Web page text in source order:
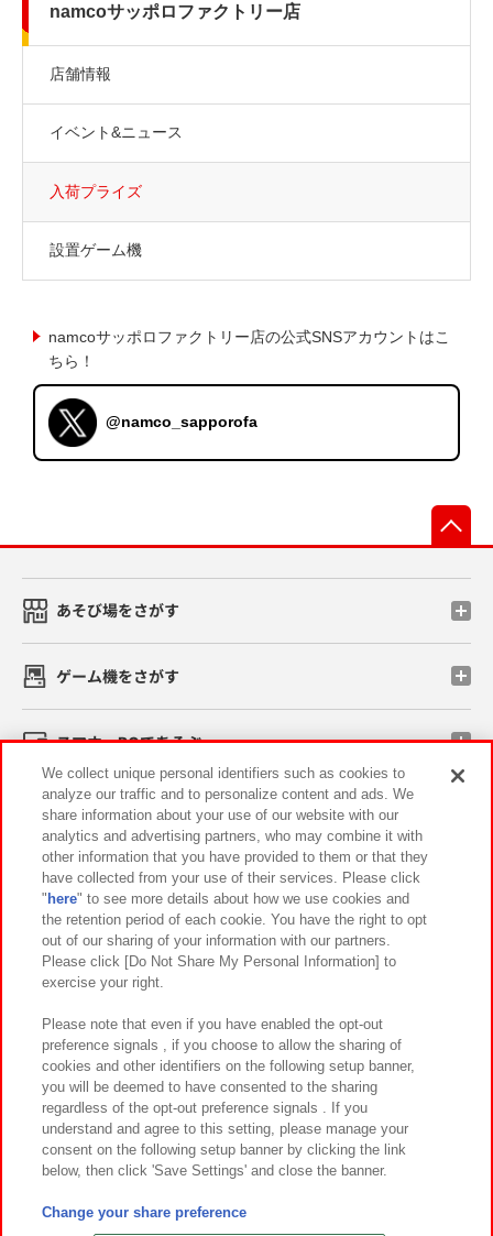
namcoサッポロファクトリー店
店舗情報
イベント&ニュース
入荷プライズ
設置ゲーム機
namcoサッポロファクトリー店の公式SNSアカウントはこ
ちら！
@namco_sapporofa
あそび場をさがす
ゲーム機をさがす
スマホ・PCであそぶ
イベント・キャンペーン
関連会社 サステナビリティ サイトポリシー
プライバシーポリシー ウェブアクセシビリティ方針と検証結果
お取引先さまとともに
カスタマーハラスメント対応方針 よくあるご質問・お問い合わせ
©Bandai Namco Amusement Inc.
©Bandai Namco Amusement Lab Inc.
We collect unique personal identifiers such as cookies to
analyze our traffic and to personalize content and ads. We
share information about your use of our website with our
analytics and advertising partners, who may combine it with
other information that you have provided to them or that they
have collected from your use of their services. Please click
" here" to see more details about how we use cookies and
the retention period of each cookie. You have the right to opt
out of our sharing of your information with our partners.
Please click [Do Not Share My Personal Information] to
exercise your right.
Please note that even if you have enabled the opt-out
preference signals , if you choose to allow the sharing of
cookies and other identifiers on the following setup banner,
you will be deemed to have consented to the sharing
regardless of the opt-out preference signals . If you
understand and agree to this setting, please manage your
consent on the following setup banner by clicking the link
below, then click 'Save Settings' and close the banner.
Change your share preference